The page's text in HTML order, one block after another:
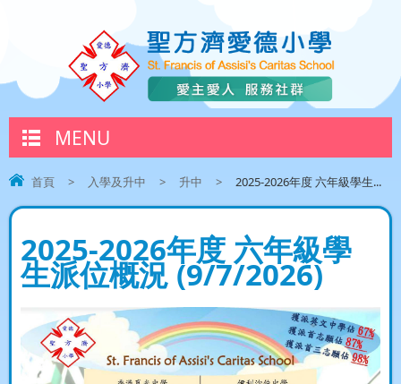
MENU
首頁 > 入學及升中 > 升中 > 2025-2026年度 六年級學生...
2025-2026年度 六年級學
生派位概況 (9/7/2026)